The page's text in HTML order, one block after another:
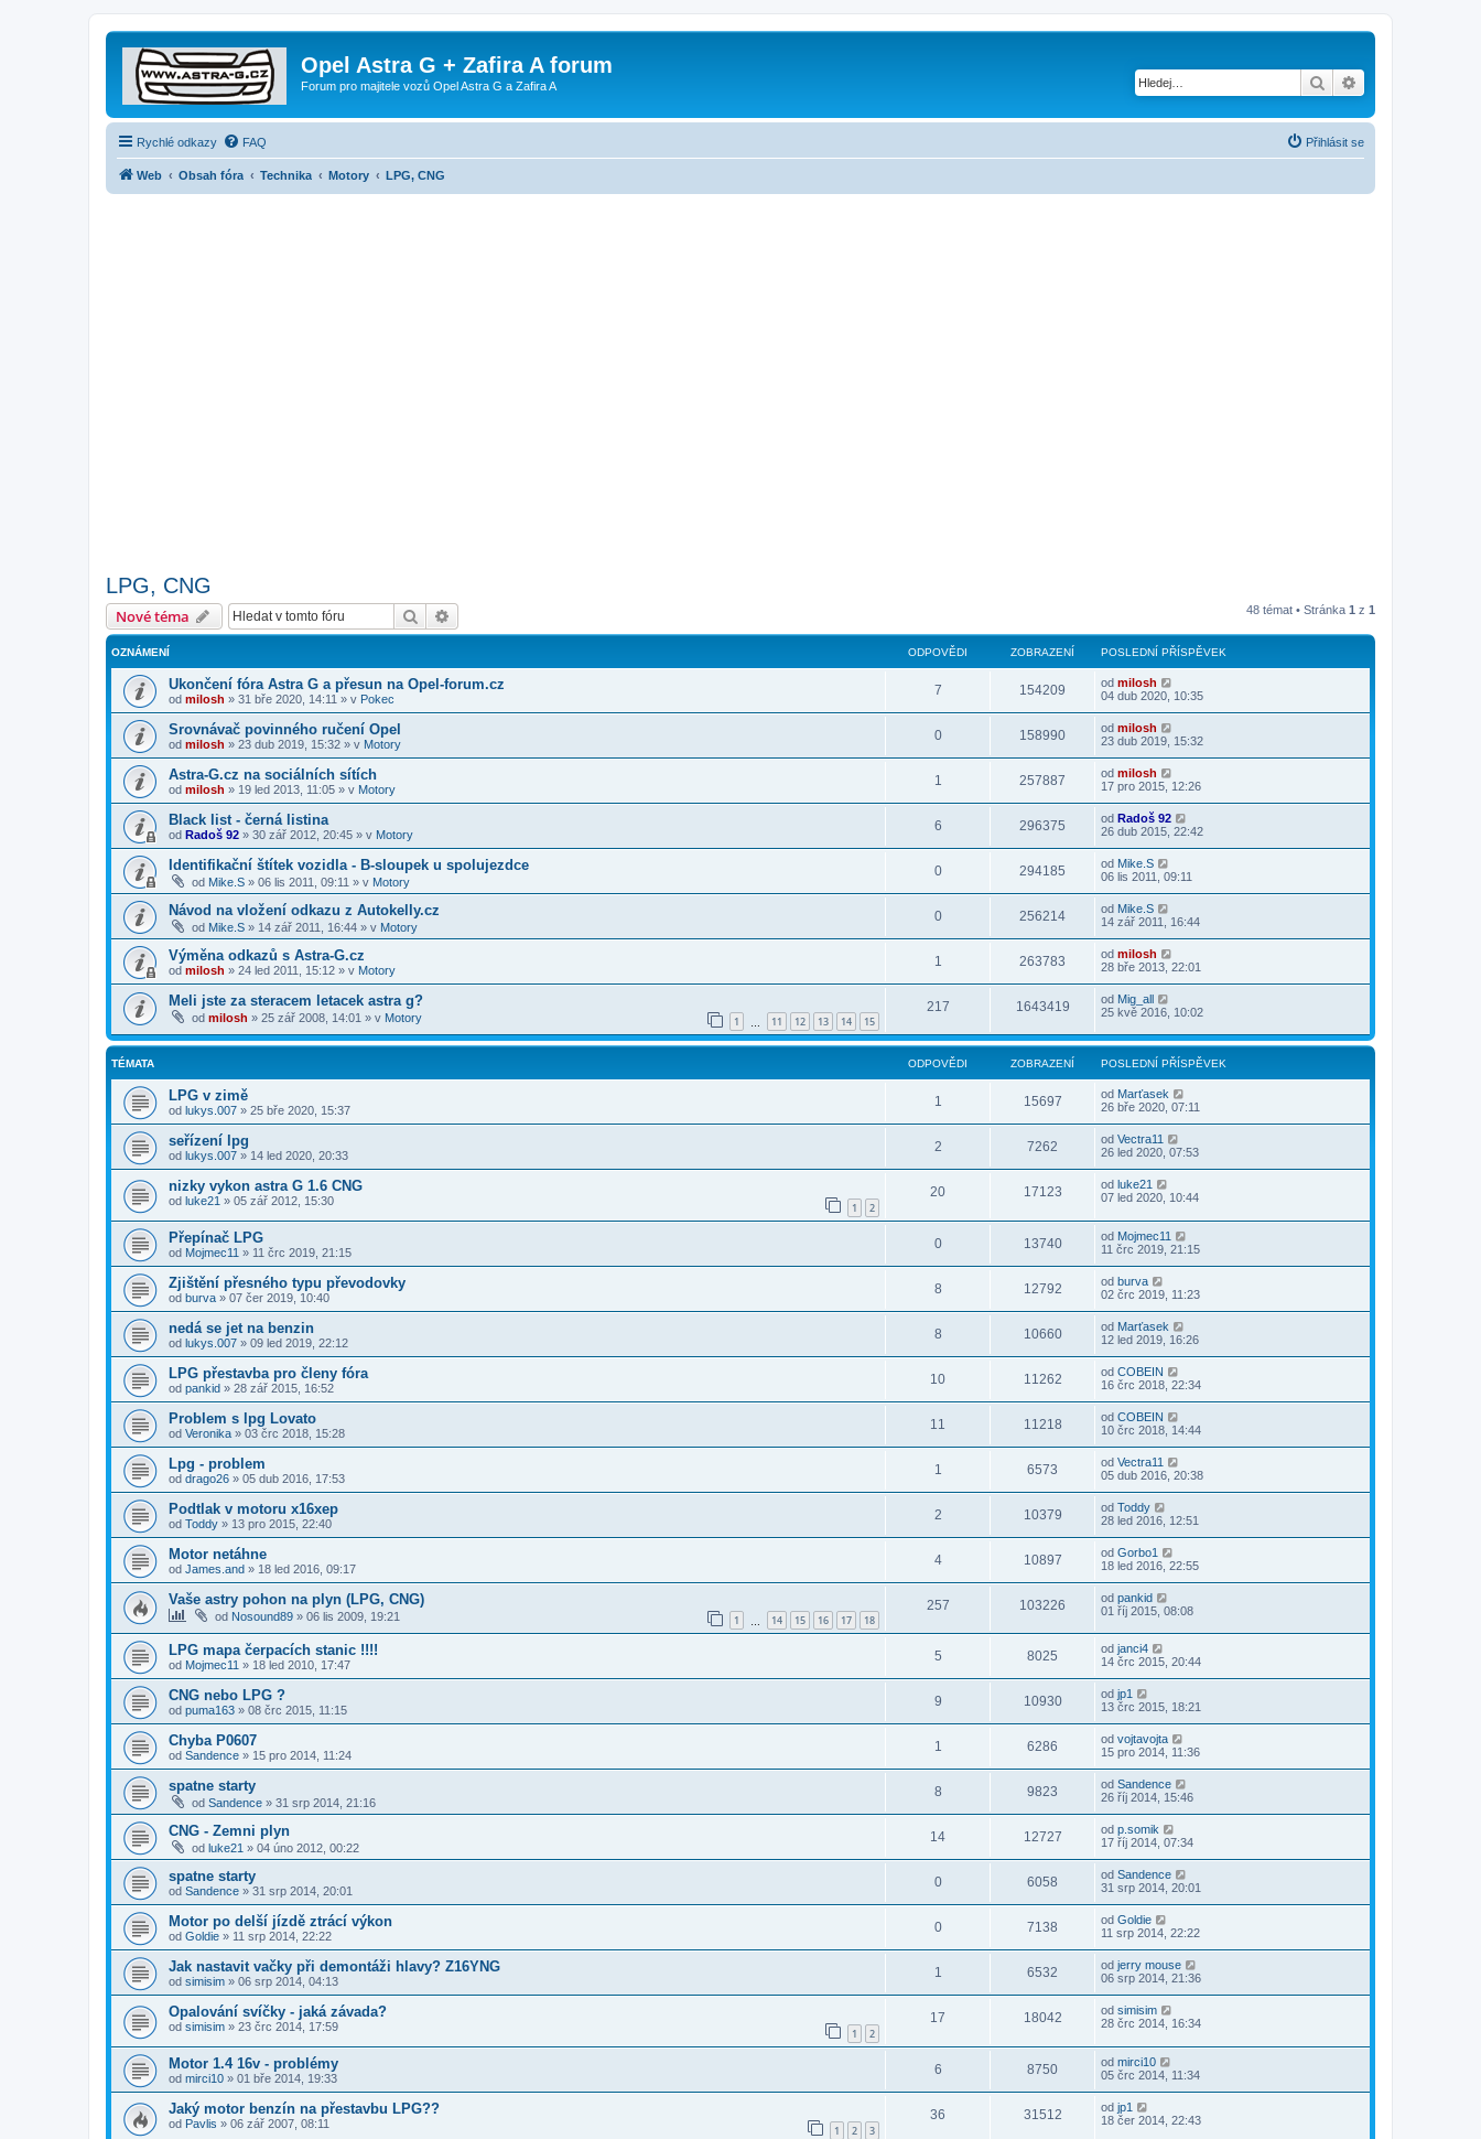
Opel Astra G + Zafira A forum
Forum pro majitele vozů Opel Astra G a Zafira A Hledat
Rychlé odkazy FAQ Přihlásit se
Web Obsah fóra Technika Motory LPG, CNG
LPG, CNG
Nové téma Hledat 48 témat • Stránka 1 z 1
OZNÁMENÍ ODPOVĚDI ZOBRAZENÍ POSLEDNÍ PŘÍSPĚVEK
Ukončení fóra Astra G a přesun na Opel-forum.cz
od milosh » 31 bře 2020, 14:11 » v Pokec
7 154209 od milosh
04 dub 2020, 10:35
Srovnávač povinného ručení Opel
od milosh » 23 dub 2019, 15:32 » v Motory
0 158990 od milosh
23 dub 2019, 15:32
Astra-G.cz na sociálních sítích
od milosh » 19 led 2013, 11:05 » v Motory
1 257887 od milosh
17 pro 2015, 12:26
Black list - černá listina
od Radoš 92 » 30 zář 2012, 20:45 » v Motory
6 296375 od Radoš 92
26 dub 2015, 22:42
Identifikační štítek vozidla - B-sloupek u spolujezdce
od Mike.S » 06 lis 2011, 09:11 » v Motory
0 294185 od Mike.S
06 lis 2011, 09:11
Návod na vložení odkazu z Autokelly.cz
od Mike.S » 14 zář 2011, 16:44 » v Motory
0 256214 od Mike.S
14 zář 2011, 16:44
Výměna odkazů s Astra-G.cz
od milosh » 24 led 2011, 15:12 » v Motory
1 263783 od milosh
28 bře 2013, 22:01
Meli jste za steracem letacek astra g?
od milosh » 25 zář 2008, 14:01 » v Motory 1 11 12 13 14 15
217 1643419 od Mig_all
25 kvě 2016, 10:02
TÉMATA ODPOVĚDI ZOBRAZENÍ POSLEDNÍ PŘÍSPĚVEK
LPG v zimě
od lukys.007 » 25 bře 2020, 15:37
1 15697 od Marťasek
26 bře 2020, 07:11
seřízení lpg
od lukys.007 » 14 led 2020, 20:33
2 7262 od Vectra11
26 led 2020, 07:53
nizky vykon astra G 1.6 CNG
od luke21 » 05 zář 2012, 15:30 1 2
20 17123 od luke21
07 led 2020, 10:44
Přepínač LPG
od Mojmec11 » 11 črc 2019, 21:15
0 13740 od Mojmec11
11 črc 2019, 21:15
Zjištění přesného typu převodovky
od burva » 07 čer 2019, 10:40
8 12792 od burva
02 črc 2019, 11:23
nedá se jet na benzin
od lukys.007 » 09 led 2019, 22:12
8 10660 od Marťasek
12 led 2019, 16:26
LPG přestavba pro členy fóra
od pankid » 28 zář 2015, 16:52
10 11262 od COBEIN
16 črc 2018, 22:34
Problem s lpg Lovato
od Veronika » 03 črc 2018, 15:28
11 11218 od COBEIN
10 črc 2018, 14:44
Lpg - problem
od drago26 » 05 dub 2016, 17:53
1 6573 od Vectra11
05 dub 2016, 20:38
Podtlak v motoru x16xep
od Toddy » 13 pro 2015, 22:40
2 10379 od Toddy
28 led 2016, 12:51
Motor netáhne
od James.and » 18 led 2016, 09:17
4 10897 od Gorbo1
18 led 2016, 22:55
Vaše astry pohon na plyn (LPG, CNG)
od Nosound89 » 06 lis 2009, 19:21 1 14 15 16 17 18
257 103226 od pankid
01 říj 2015, 08:08
LPG mapa čerpacích stanic !!!!
od Mojmec11 » 18 led 2010, 17:47
5 8025 od janci4
14 črc 2015, 20:44
CNG nebo LPG ?
od puma163 » 08 črc 2015, 11:15
9 10930 od jp1
13 črc 2015, 18:21
Chyba P0607
od Sandence » 15 pro 2014, 11:24
1 6286 od vojtavojta
15 pro 2014, 11:36
spatne starty
od Sandence » 31 srp 2014, 21:16
8 9823 od Sandence
26 říj 2014, 15:46
CNG - Zemni plyn
od luke21 » 04 úno 2012, 00:22
14 12727 od p.somik
17 říj 2014, 07:34
spatne starty
od Sandence » 31 srp 2014, 20:01
0 6058 od Sandence
31 srp 2014, 20:01
Motor po delší jízdě ztrácí výkon
od Goldie » 11 srp 2014, 22:22
0 7138 od Goldie
11 srp 2014, 22:22
Jak nastavit vačky při demontáži hlavy? Z16YNG
od simisim » 06 srp 2014, 04:13
1 6532 od jerry mouse
06 srp 2014, 21:36
Opalování svíčky - jaká závada?
od simisim » 23 črc 2014, 17:59 1 2
17 18042 od simisim
28 črc 2014, 16:34
Motor 1.4 16v - problémy
od mirci10 » 01 bře 2014, 19:33
6 8750 od mirci10
05 črc 2014, 11:34
Jaký motor benzín na přestavbu LPG??
od Pavlis » 06 zář 2007, 08:11 1 2 3
36 31512 od jp1
18 čer 2014, 22:43